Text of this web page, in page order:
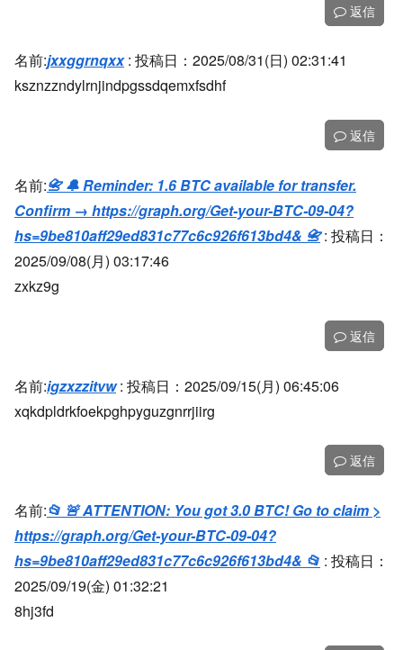
返信
名前:jxxggrnqxx: 投稿日：2025/08/31(日) 02:31:41
ksznzzndylrnjindpgssdqemxfsdhf
返信
名前:📇 🔔 Reminder: 1.6 BTC available for transfer.
Confirm → https://graph.org/Get-your-BTC-09-04?
hs=9be810aff29ed831c77c6c926f613bd4& 📇: 投稿日：
2025/09/08(月) 03:17:46
zxkz9g
返信
名前:igzxzzitvw: 投稿日：2025/09/15(月) 06:45:06
xqkdpldrkfoekpghpyguzgnrrjiirg
返信
名前:📂 🚨 ATTENTION: You got 3.0 BTC! Go to claim >
https://graph.org/Get-your-BTC-09-04?
hs=9be810aff29ed831c77c6c926f613bd4& 📂 : 投稿日：
2025/09/19(金) 01:32:21
8hj3fd